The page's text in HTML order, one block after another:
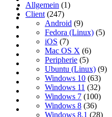
Allgemein (1)
Client (247)
Android (9)
Fedora (Linux) (5)
iOS (7)
Mac OS X (6)
Peripherie (5)
Ubuntu (Linux) (9)
Windows 10 (63)
Windows 11 (32)
Windows 7 (100)
Windows 8 (36)
Windows 8.1 (28)